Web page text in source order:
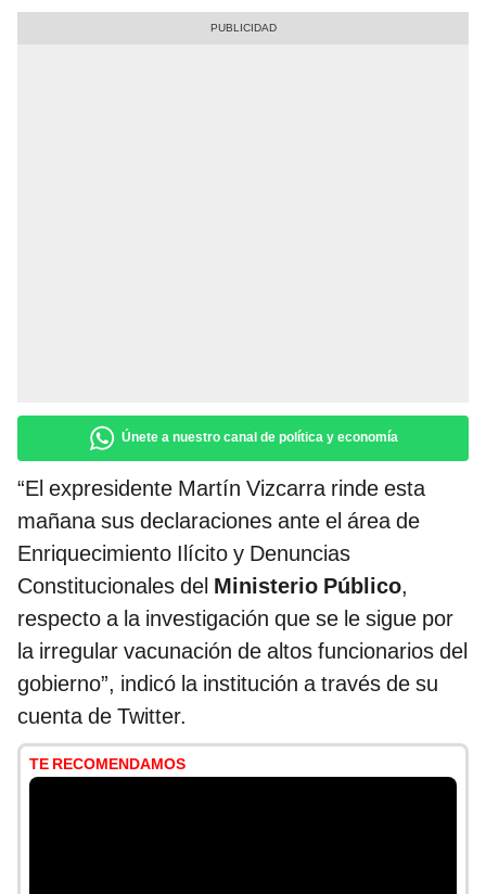
Únete a nuestro canal de política y economía
“El expresidente Martín Vizcarra rinde esta
mañana sus declaraciones ante el área de
Enriquecimiento Ilícito y Denuncias
Constitucionales del Ministerio Público,
respecto a la investigación que se le sigue por
la irregular vacunación de altos funcionarios del
gobierno”, indicó la institución a través de su
cuenta de Twitter.
TE RECOMENDAMOS